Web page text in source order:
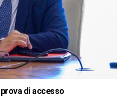
di accesso